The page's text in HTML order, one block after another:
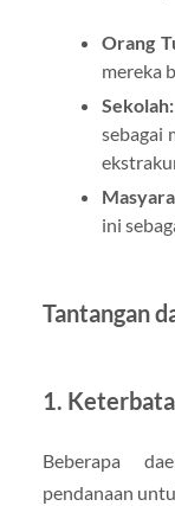
Orang
mereka
Sekolah:
sebagai
ini
Tantangan
1.
Beberapa
pendanaan